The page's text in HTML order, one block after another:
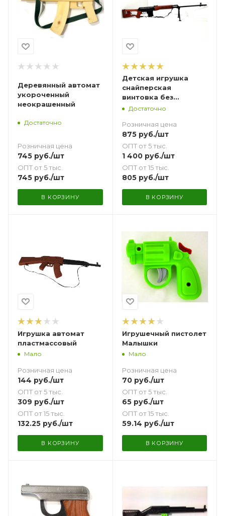
Деревянный автомат
укороченный
неокрашенный
Достаточно
Розничная цена
745 руб./шт
ОПТ от 5 тыс.
745 руб./шт
В КОРЗИНУ
Детская игрушка
снайперская
винтовка без
прицела
Достаточно
Розничная цена
875руб./шт
ОПТ от 5 тыс.
1 400руб./шт
ОПТ от 15 тыс.
805руб./шт
В КОРЗИНУ
Игрушка автомат
пластмассовый
Мало
Розничная цена
144 руб./шт
ОПТ от 5 тыс.
309 руб./шт
ОПТ от 15 тыс.
132.25 руб./шт
В КОРЗИНУ
Игрушечный пистолет
Малышки
Мало
Розничная цена
70руб./шт
ОПТ от 5 тыс.
65руб./шт
ОПТ от 15 тыс.
59.14 руб./шт
В КОРЗИНУ